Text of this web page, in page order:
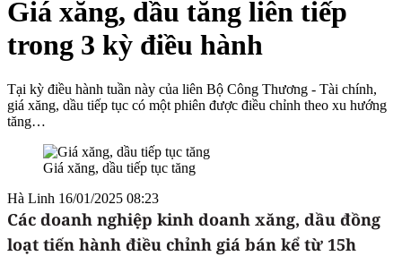
Giá xăng, dầu tăng liên tiếp
trong 3 kỳ điều hành
Tại kỳ điều hành tuần này của liên Bộ Công Thương - Tài chính,
giá xăng, dầu tiếp tục có một phiên được điều chỉnh theo xu hướng
tăng…
Giá xăng, dầu tiếp tục tăng
Hà Linh 16/01/2025 08:23
Các doanh nghiệp kinh doanh xăng, dầu đồng
loạt tiến hành điều chỉnh giá bán kể từ 15h